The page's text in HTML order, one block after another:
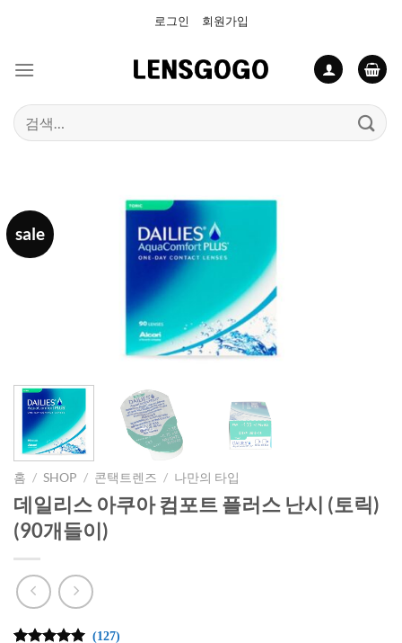
로그인 회원가입
검
색:
sale
홈 / SHOP / 콘택트렌즈 / 나만의 타입
데일리스 아쿠아 컴포트 플러스 난시 (토릭)
(90개들이)
(127)